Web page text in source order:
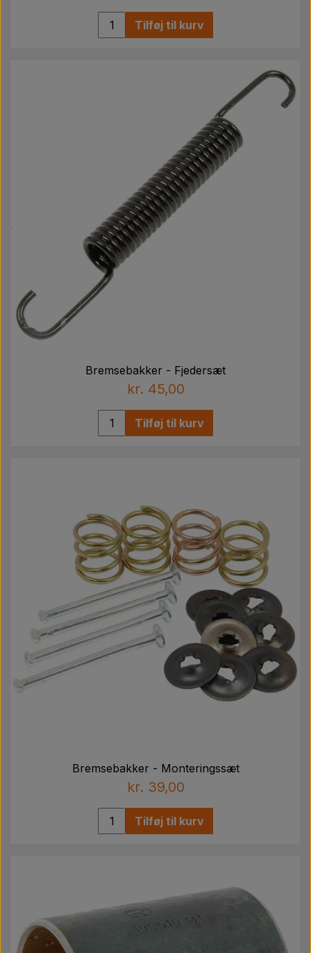
Tilføj til kurv
Bremsebakker - Fjedersæt
kr. 45,00
Tilføj til kurv
Bremsebakker - Monteringssæt
kr. 39,00
Tilføj til kurv